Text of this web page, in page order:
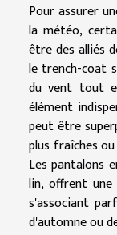
Pour assurer
la météo,
être des alliés
le trench-coat
du vent tout
élément
peut être
plus fraîches
Les pantalons
lin, offrent une
s'associant
d'automne ou